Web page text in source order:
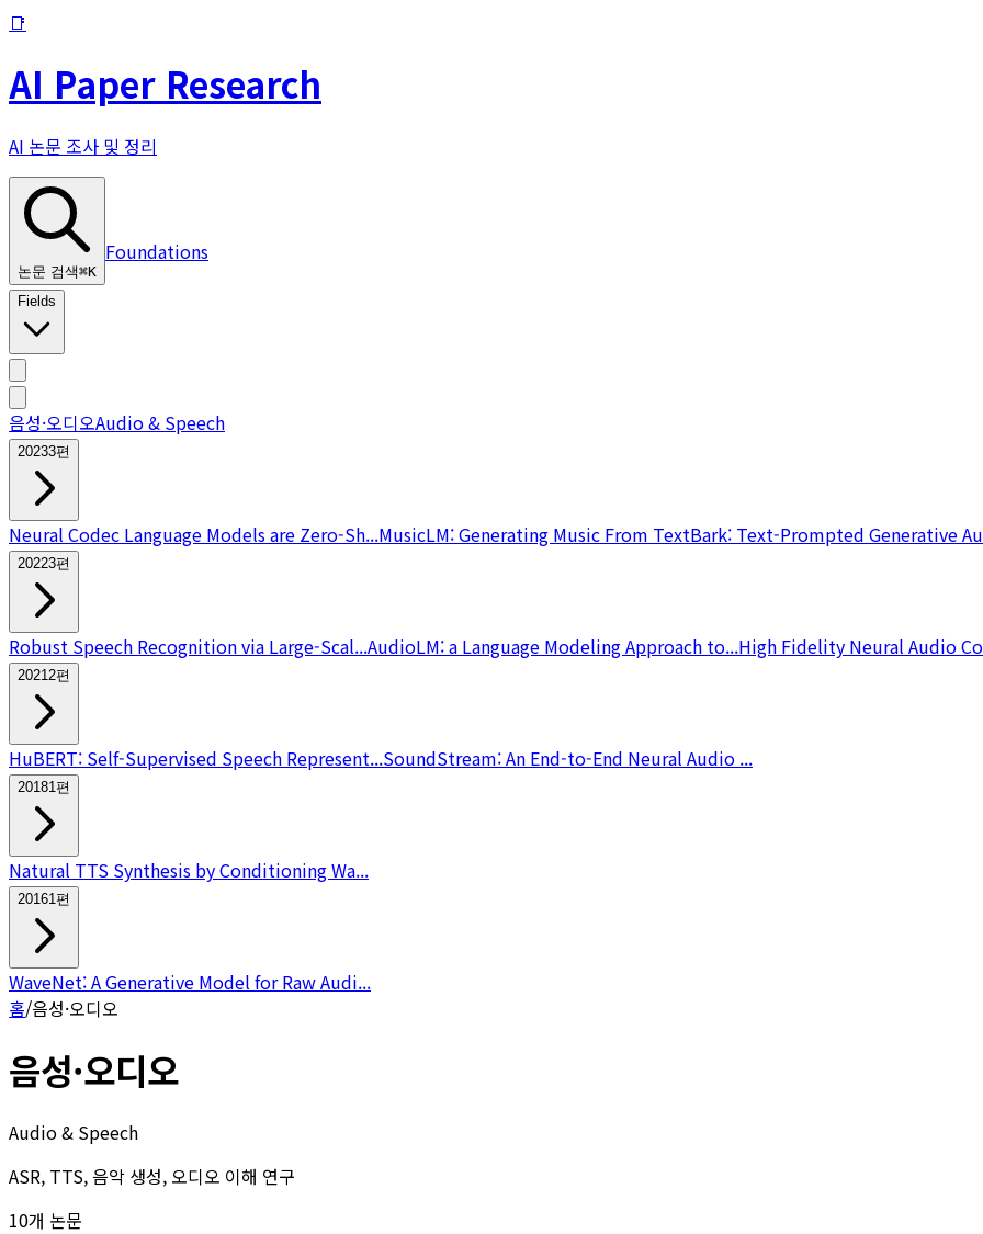
📑
AI Paper Research
AI 논문 조사 및 정리
논문 검색⌘K
Foundations
Fields
음성·오디오Audio & Speech
20233편
Neural Codec Language Models are Zero-Sh...MusicLM: Generating Music From TextBark: Text-Prompted Generative
20223편
Robust Speech Recognition via Large-Scal...AudioLM: a Language Modeling Approach to...High Fidelity Neural Audio
2021 2편
HuBERT: Self-Supervised Speech Represent...SoundStream: An End-to-End Neural Audio ...
20181 편
Natural TTS Synthesis by Conditioning Wa...
20161 편
WaveNet: A Generative Model for Raw Audi...
홈/음성·오디오
음성·오디오
Audio & Speech
ASR, TTS, 음악 생성, 오디오 이해 연구
10개 논문